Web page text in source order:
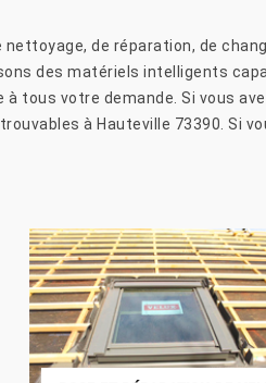
de réparation, de
des matériels intelligents
votre demande. Si vous
à Hauteville 73390. Si